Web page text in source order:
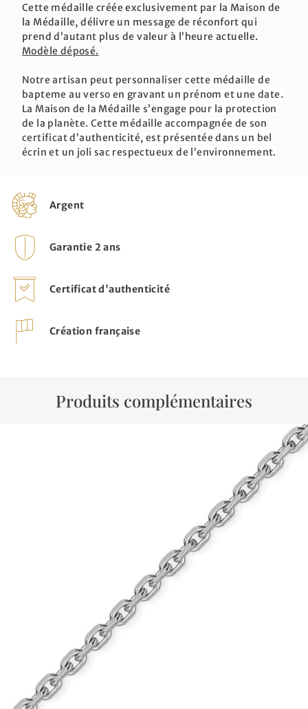
Cette médaille créée exclusivement par la Maison de
la Médaille, délivre un message de réconfort qui
prend d’autant plus de valeur à l’heure actuelle.
Modèle déposé.
Notre artisan peut personnaliser cette médaille de
bapteme au verso en gravant un prénom et une date.
La Maison de la Médaille s’engage pour la protection
de la planète. Cette médaille accompagnée de son
certificat d’authenticité, est présentée dans un bel
écrin et un joli sac respectueux de l’environnement.
Argent
Garantie 2 ans
Certificat d'authenticité
Création française
Produits complémentaires